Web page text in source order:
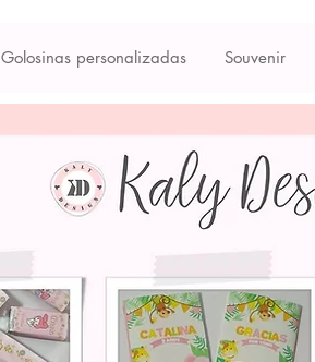
Golosinas personalizadas Souvenir